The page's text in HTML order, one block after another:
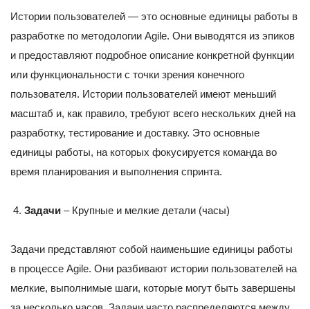
Истории пользователей — это основные единицы работы в
разработке по методологии Agile. Они выводятся из эпиков
и предоставляют подробное описание конкретной функции
или функциональности с точки зрения конечного
пользователя. Истории пользователей имеют меньший
масштаб и, как правило, требуют всего нескольких дней на
разработку, тестирование и доставку. Это основные
единицы работы, на которых фокусируется команда во
время планирования и выполнения спринта.
Задачи – Крупные и мелкие детали (часы)
Задачи представляют собой наименьшие единицы работы
в процессе Agile. Они разбивают истории пользователей на
мелкие, выполнимые шаги, которые могут быть завершены